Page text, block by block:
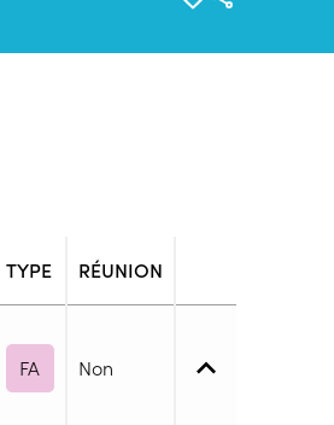
TYPE RÉUNION
FA Non